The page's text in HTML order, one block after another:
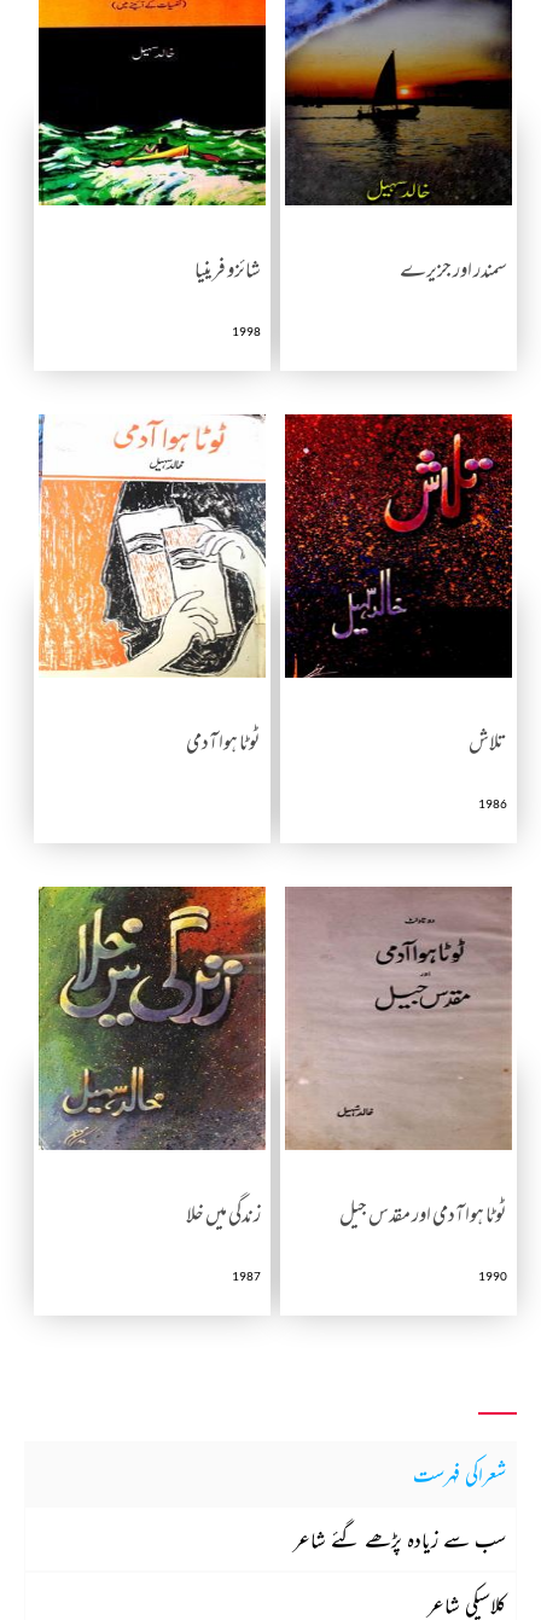
سمندر اور جزیرے شائزو فرینیا
1998
تلاش
1986
ٹوٹا ہوا آدمی
ٹوٹا ہوا آدمی اور مقدس جیل
1990
زندگی میں خلا
1987
شعراکی فہرست
سب سے زیادہ پڑھے گئے شاعر
کلاسیکی شاعر